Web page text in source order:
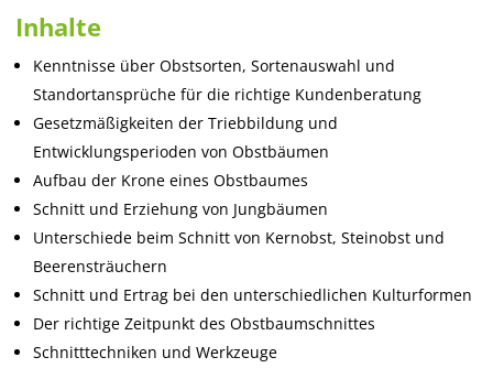
Inhalte
Kenntnisse über Obstsorten, Sortenauswahl und
Standortansprüche für die richtige Kundenberatung
Gesetzmäßigkeiten der Triebbildung und
Entwicklungsperioden von Obstbäumen
Aufbau der Krone eines Obstbaumes
Schnitt und Erziehung von Jungbäumen
Unterschiede beim Schnitt von Kernobst, Steinobst und
Beerensträuchern
Schnitt und Ertrag bei den unterschiedlichen Kulturformen
Der richtige Zeitpunkt des Obstbaumschnittes
Schnitttechniken und Werkzeuge